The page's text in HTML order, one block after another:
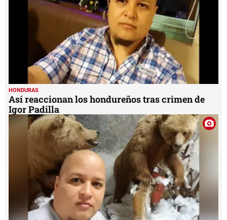
HONDURAS
Así reaccionan los hondureños tras crimen de
Igor Padilla